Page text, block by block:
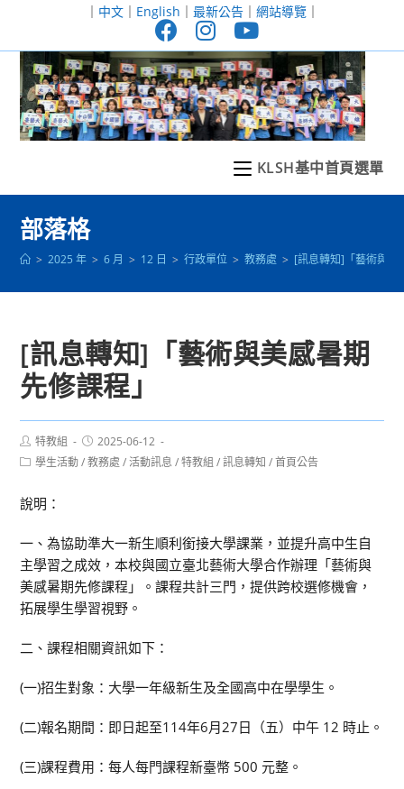
至
｜ 中文｜ English ｜ 最新公告｜ 網站導覽｜
KLSH基中首頁選單
部落格
> 2025 年 > 6 月 > 12 日 > 行政單位 > 教務處 > [訊息轉知]「藝術與美
[訊息轉知]「藝術與美感暑期
先修課程」
Post
author:
特教組
Post
published:
2025-06-12
Post學生活動 / 教務處 / 活動訊息 / 特教組 / 訊息轉知 / 首頁公告
說明：
一、為協助準大一新生順利銜接大學課業，並提升高中生自
主學習之成效，本校與國立臺北藝術大學合作辦理「藝術與
美感暑期先修課程」。課程共計三門，提供跨校選修機會，
拓展學生學習視野。
二、課程相關資訊如下：
(一)招生對象：大學一年級新生及全國高中在學學生。
(二)報名期間：即日起至114年6月27日（五）中午 12 時止。
(三)課程費用：每人每門課程新臺幣 500 元整。